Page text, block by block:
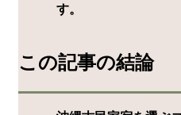
す。
この記事の結論